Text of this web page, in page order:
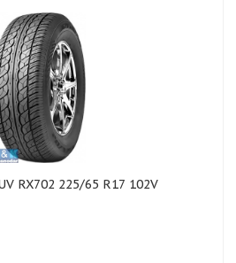
RX702 225/65 R17 102V